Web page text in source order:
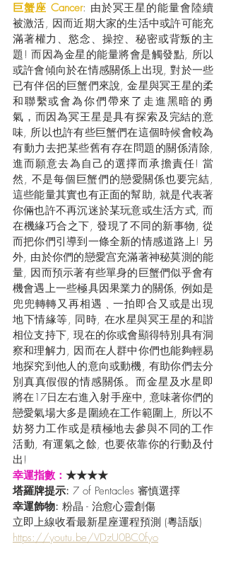
巨蟹座 Cancer: 由於冥王星的能量會陸續
被激活, 因而近期大家的生活中或許可能充
滿著權力、慾念、操控、秘密或背叛的主
題! 而因為金星的能量將會是觸發點, 所以
或許會傾向於在情感關係上出現, 對於一些
已有伴侶的巨蟹們來說, 金星與冥王星的柔
和聯繫或會為你們帶來了走進黑暗的勇
氣，而因為冥王星是具有探索及完結的意
味, 所以也許有些巨蟹們在這個時候會較為
有動力去把某些舊有存在問題的關係清除,
進而願意去為自己的選擇而承擔責任! 當
然, 不是每個巨蟹們的戀愛關係也要完結,
這些能量其實也有正面的幫助, 就是代表著
你倆也許不再沉迷於某玩意或生活方式, 而
在機緣巧合之下, 發現了不同的新事物, 從
而把你們引導到一條全新的情感道路上! 另
外, 由於你們的戀愛宫充滿著神秘莫測的能
量, 因而預示著有些單身的巨蟹們似乎會有
機會遇上一些極具因果業力的關係, 例如是
兜兜轉轉又再相遇﹑一拍即合又或是出現
地下情緣等, 同時, 在水星與冥王星的和諧
相位支持下, 現在的你或會顯得特別具有洞
察和理解力, 因而在人群中你們也能夠輕易
地探究到他人的意向或動機, 有助你們去分
別真真假假的情感關係。而金星及水星即
將在17日左右進入射手座中, 意味著你們的
戀愛氣場大多是圍繞在工作範圍上, 所以不
妨努力工作或是積極地去參與不同的工作
活動, 有運氣之餘, 也要依靠你的行動及付
出!
幸運指數： ★★★★
塔羅牌提示: 7 of Pentacles 審慎選擇
幸運飾物: 粉晶 - 治愈心靈創傷
立即上線收看最新星座運程預測 (粵語版)
https://youtu.be/VDzU0BC0fyo